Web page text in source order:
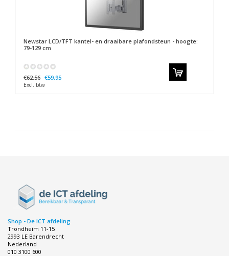
Newstar LCD/TFT kantel- en draaibare plafondsteun - hoogte:
79-129 cm
€62,56 €59,95
Excl. btw
Shop - De ICT afdeling
Trondheim 11-15
2993 LE Barendrecht
Nederland
010 3100 600